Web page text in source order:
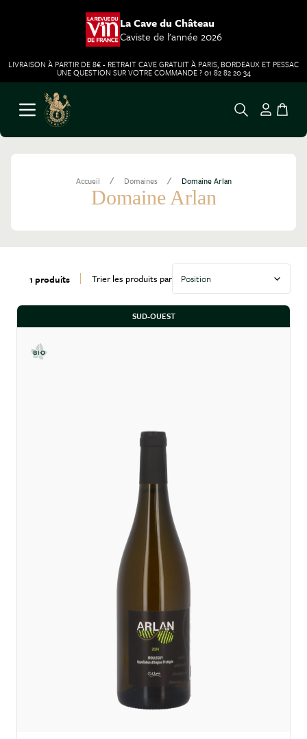
La Cave du Château
Caviste de l'année 2026
LIVRAISON À PARTIR DE 8€ - RETRAIT CAVE GRATUIT À PARIS, BORDEAUX ET PESSAC
UNE QUESTION SUR VOTRE COMMANDE ? 01 82 82 20 34
Aller au contenu
Ouvrir le menu
Accueil / Domaines / Domaine Arlan
Domaine Arlan
1 produits Trier les produits par
SUD-OUEST